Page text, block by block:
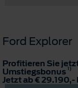
Ford Explorer
Profitieren Sie
Umstiegsbonus 1)
Jetzt ab €